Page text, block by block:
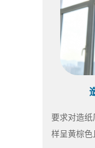
要求对造
样呈黄棕色